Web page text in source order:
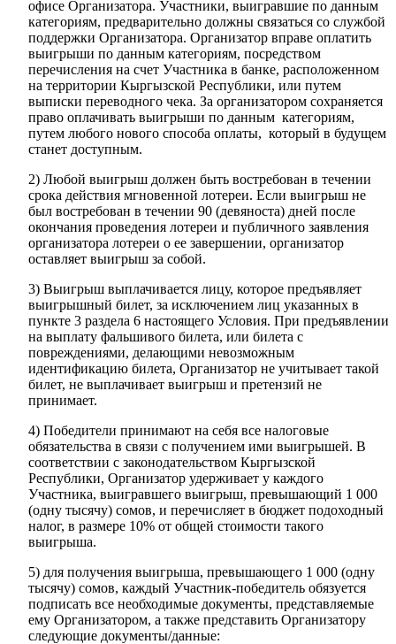
офисе Организатора. Участники, выигравшие по данным
категориям, предварительно должны связаться со службой
поддержки Организатора. Организатор вправе оплатить
выигрыши по данным категориям, посредством
перечисления на счет Участника в банке, расположенном
на территории Кыргызской Республики, или путем
выписки переводного чека. За организатором сохраняется
право оплачивать выигрыши по данным категориям,
путем любого нового способа оплаты, который в будущем
станет доступным.
2) Любой выигрыш должен быть востребован в течении
срока действия мгновенной лотереи. Если выигрыш не
был востребован в течении 90 (девяноста) дней после
окончания проведения лотереи и публичного заявления
организатора лотереи о ее завершении, организатор
оставляет выигрыш за собой.
3) Выигрыш выплачивается лицу, которое предъявляет
выигрышный билет, за исключением лиц указанных в
пункте 3 раздела 6 настоящего Условия. При предъявлении
на выплату фальшивого билета, или билета с
повреждениями, делающими невозможным
идентификацию билета, Организатор не учитывает такой
билет, не выплачивает выигрыш и претензий не
принимает.
4) Победители принимают на себя все налоговые
обязательства в связи с получением ими выигрышей. В
соответствии с законодательством Кыргызской
Республики, Организатор удерживает у каждого
Участника, выигравшего выигрыш, превышающий 1 000
(одну тысячу) сомов, и перечисляет в бюджет подоходный
налог, в размере 10% от общей стоимости такого
выигрыша.
5) для получения выигрыша, превышающего 1 000 (одну
тысячу) сомов, каждый Участник-победитель обязуется
подписать все необходимые документы, представляемые
ему Организатором, а также представить Организатору
следующие документы/данные: